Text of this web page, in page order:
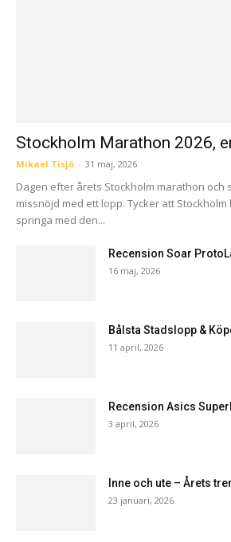
Stockholm Marathon 2026,
Mikael Tisjö - 31 maj, 2026
Dagen efter årets Stockholm marathon och
missnöjd med ett lopp. Tycker att Stockholm
springa med den...
Recension Soar
16 maj, 2026
Bålsta Stadslopp &
11 april, 2026
Recension Asics
3 april, 2026
Inne och ute – Årets
23 januari, 2026